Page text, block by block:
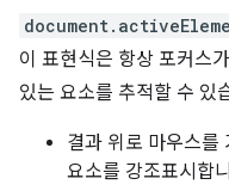
이 표현식은 항상 포커스
있는 요소를 추적할 수 있
결과 위로 마우스를
요소를 강조표시합